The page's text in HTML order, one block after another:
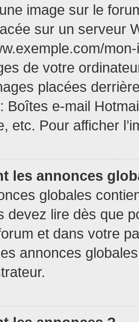
image sur le
sur un serveur
de votre
placées
Boîtes e-mail
etc. Pour afficher
les annonces
globales
devez lire dès que
et dans votre
annonces